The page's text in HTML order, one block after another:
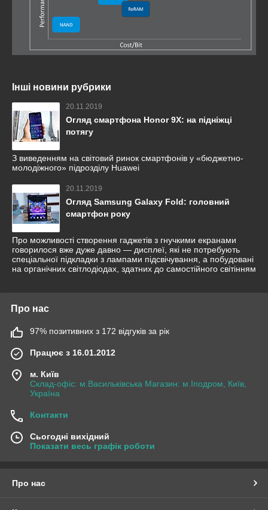
Інші новини рубрики
20.11.2019
Огляд смартфона Honor 9X: на підніжці
потягу
З виведенням на світовий ринок смартфонів у «бюджетно-
молодіжного» підрозділу Huawei
20.11.2019
Огляд Samsung Galaxy Fold: головний
смартфон року
Про можливості створення гаджетів з гнучкими екранами
говорилося вже дуже давно — дисплеї, які не потребують
спеціальної підкладки з лампами підсвічування, а побудовані
на органічних світлодіодах, здатних до самостійного світінням
Про нас
97% позитивних з 172 відгуків за рік
Працює з 16.01.2012
м. Київ
Склад-офіс: м.Васильківська Магазин: м.Іподром, Київ,
Україна
Контакти
Сьогодні вихідний
Показати весь графік роботи
Про нас